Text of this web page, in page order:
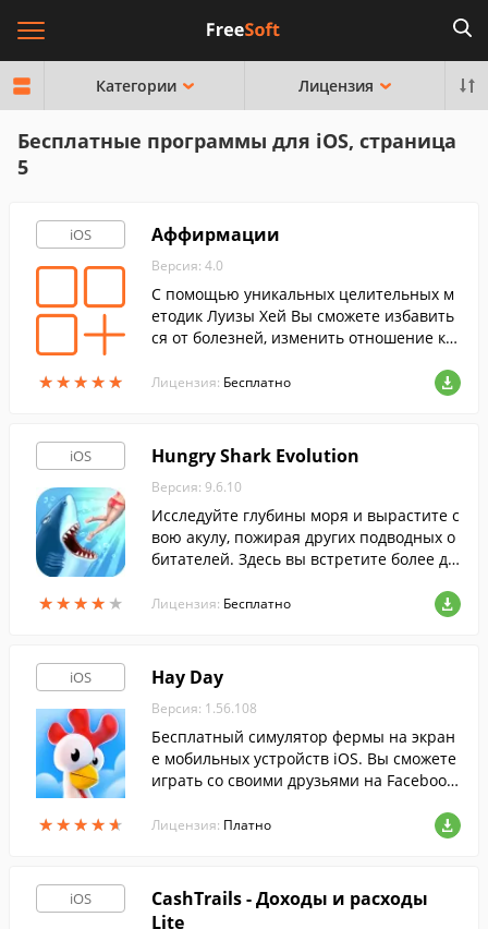
Категории Лицензия
Бесплатные программы для iOS, страница
5
iOS
★★★★★
★★★★★
Аффирмации
Версия: 4.0
С помощью уникальных целительных м
етодик Луизы Хей Вы сможете избавить
ся от болезней, изменить отношение к с
ности.
Лицензия: Бесплатно
iOS
★★★★ ★
★★★★ ★
Hungry Shark Evolution
Версия: 9.6.10
Исследуйте глубины моря и вырастите с
вою акулу, пожирая других подводных о
битателей. Здесь вы встретите более дю
ающих существ.
Лицензия: Бесплатно
iOS
★★★★★
★★★★★
Hay Day
Версия: 1.56.108
Бесплатный симулятор фермы на экран
е мобильных устройств iOS. Вы сможете
играть со своими друзьями на Facebook,
блюда и улучшайте свою ферму.
Лицензия: Платно
iOS
CashTrails - Доходы и расходы
Lite